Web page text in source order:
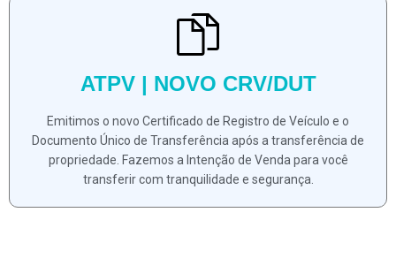
ATPV | NOVO CRV/DUT
Emitimos o novo Certificado de Registro de Veículo e o
Documento Único de Transferência após a transferência de
propriedade. Fazemos a Intenção de Venda para você
transferir com tranquilidade e segurança.